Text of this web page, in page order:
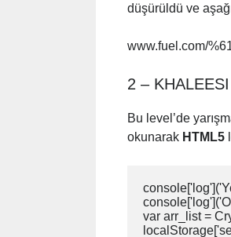
düşürüldü ve
www.fuel.com/
2 – KHALEESI
Bu level’de
okunarak HTML5
var arr_list =